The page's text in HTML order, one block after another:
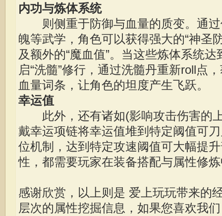
内功与炼体系统
则侧重于防御与血量的质变。通过
魄等武学，角色可以获得强大的“神圣
及额外的“魔血值”。当这些炼体系统
启“洗髓”修行，通过洗髓丹重新roll点
血量词条，让角色的坦度产生飞跃。
幸运值
此外，还有诸如(影响攻击伤害的
戴幸运项链将幸运值堆到特定阈值可
位机制，达到特定攻速阈值可大幅提
性，都需要玩家在装备搭配与属性修
感谢欣赏，以上则是 爱上玩玩带来
层次的属性挖掘信息，如果您喜欢我